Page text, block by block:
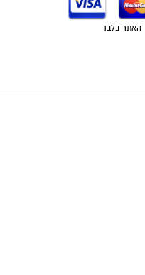
האתר בלבד